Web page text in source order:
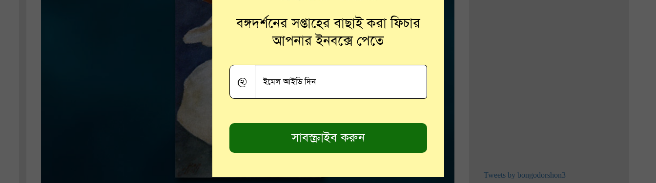
Tweets by bongodorshon3
বঙ্গদর্শনের সপ্তাহের বাছাই করা ফিচার
আপনার ইনবক্সে পেতে
@